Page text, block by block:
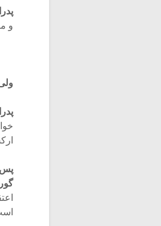
و
پس